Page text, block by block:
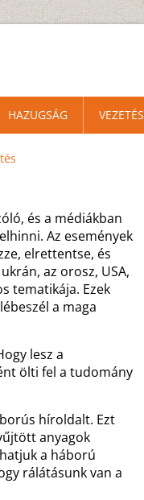
és a médiákban
Az események
elrettentse, és
az orosz, USA,
tematikája. Ezek
a maga
lesz a
ölti fel a tudomány
híroldalt. Ezt
anyagok
a háború
rálátásunk van a
HAZUGSÁG VEZETÉS